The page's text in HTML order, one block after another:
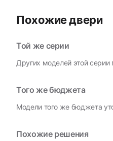
Похожие двери
Той же серии
Других моделей этой серии
Того же бюджета
Модели того же бюджета
Похожие решения